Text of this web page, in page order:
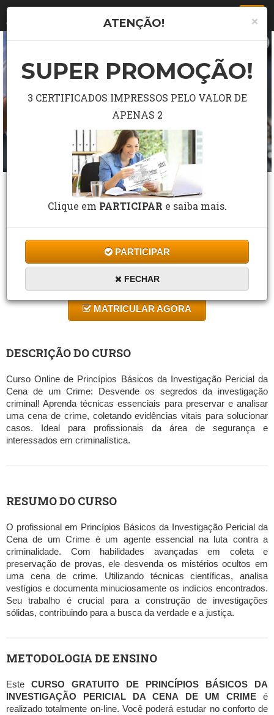
CURSO GRÁTIS DE PRINCÍPIOS BÁSICOS
DA INVESTIGAÇÃO PERICIAL DA CENA
DE UM CRIME
5 Estrelas de 120 Avaliações
CF Cursos Cursos Direito
10 a 30 horas
MATRICULAR AGORA
DESCRIÇÃO DO CURSO
Curso Online de Princípios Básicos da Investigação Pericial da
Cena de um Crime: Desvende os segredos da investigação
criminal! Aprenda técnicas essenciais para preservar e analisar
uma cena de crime, coletando evidências vitais para solucionar
casos. Ideal para profissionais da área de segurança e
interessados em criminalística.
RESUMO DO CURSO
O profissional em Princípios Básicos da Investigação Pericial da
Cena de um Crime é um agente essencial na luta contra a
criminalidade. Com habilidades avançadas em coleta e
preservação de provas, ele desvenda os mistérios ocultos em
uma cena de crime. Utilizando técnicas científicas, analisa
vestígios e documenta minuciosamente os indícios encontrados.
Seu trabalho é crucial para a construção de investigações
sólidas, contribuindo para a busca da verdade e a justiça.
METODOLOGIA DE ENSINO
Este CURSO GRATUITO DE PRINCÍPIOS BÁSICOS DA
INVESTIGAÇÃO PERICIAL DA CENA DE UM CRIMEé
realizado totalmente on-line. Você poderá estudar no conforto de
×
ATENÇÃO!
SUPER PROMOÇÃO!
3 CERTIFICADOS IMPRESSOS PELO VALOR DE
APENAS 2
Clique em PARTICIPAR e saiba mais.
PARTICIPAR
FECHAR